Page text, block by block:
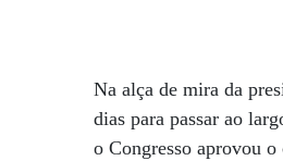
Na alça de mira da
dias para passar ao
o Congresso aprovou